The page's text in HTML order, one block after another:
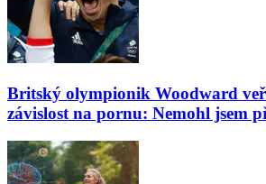
Britský olympionik Woodward
závislost na pornu: Nemohl jsem